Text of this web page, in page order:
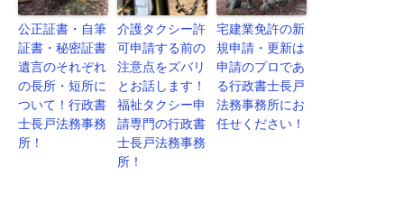
公正証書・自筆
証書・秘密証書
遺言のそれぞれ
の長所・短所に
ついて！行政書
士長戸法務事務
所！
介護タクシー許
可申請する前の
注意点をズバリ
とお話します！
福祉タクシー申
請専門の行政書
士長戸法務事務
所！
宅建業免許の新
規申請・更新は
申請のプロであ
る行政書士長戸
法務事務所にお
任せください！